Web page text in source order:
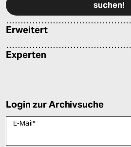
Erweitert
Experten
Login zur Archivsuche
E-Mail*